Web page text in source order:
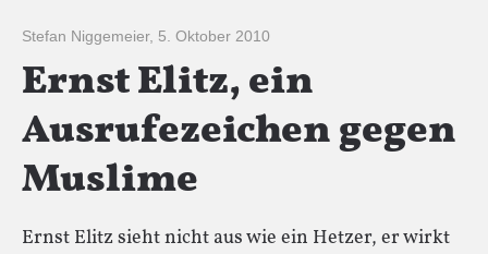
Stefan Niggemeier, 5. Oktober 2010
Ernst Elitz, ein
Ausrufezeichen gegen
Muslime
Ernst Elitz sieht nicht aus wie ein Hetzer, er wirkt